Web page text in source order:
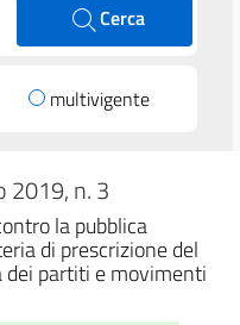
Cerca
multivigente
2019, n. 3
la pubblica
di prescrizione del
dei partiti e movimenti